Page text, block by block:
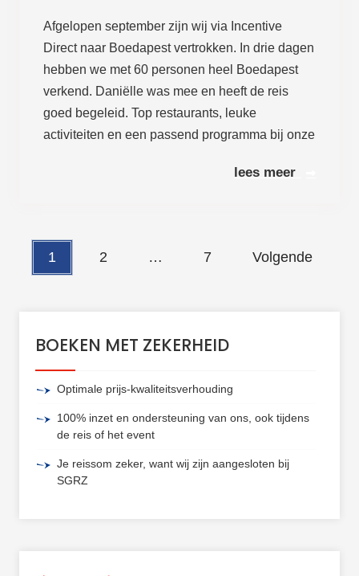
Afgelopen september zijn wij via Incentive
Direct naar Boedapest vertrokken. In drie dagen
hebben we met 60 personen heel Boedapest
verkend. Daniëlle was mee en heeft de reis
goed begeleid. Top restaurants, leuke
activiteiten en een passend programma bij onze
BERICHTEN PAGINERING
1 2 … 7 Volgende
BOEKEN MET ZEKERHEID
Optimale prijs-kwaliteitsverhouding
100% inzet en ondersteuning van ons, ook tijdens
de reis of het event
Je reissom zeker, want wij zijn aangesloten bij
SGRZ